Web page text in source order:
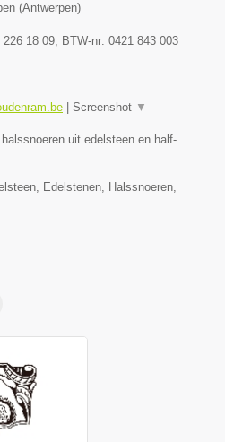
(Antwerpen)
226 18 09, BTW-nr: 0421 843 003
Screenshot ▼
uit edelsteen en half-
Edelstenen, Halssnoeren,